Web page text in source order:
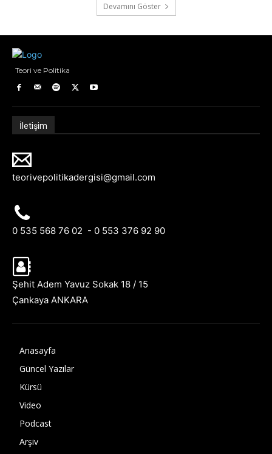
Devamını Göster
Teori ve Politika
İletişim
teorivepolitikadergisi@gmail.com
0 535 568 76 02 - 0 553 376 92 90
Şehit Adem Yavuz Sokak 18 / 15
Çankaya ANKARA
Anasayfa
Güncel Yazılar
Kürsü
Video
Podcast
Arşiv